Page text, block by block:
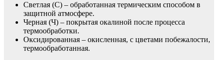
Светлая (С) – обработанная термическим способом в
защитной атмосфере.
Черная (Ч) – покрытая окалиной после процесса
термообработки.
Оксидированная – окисленная, с цветами побежалости,
термообработанная.